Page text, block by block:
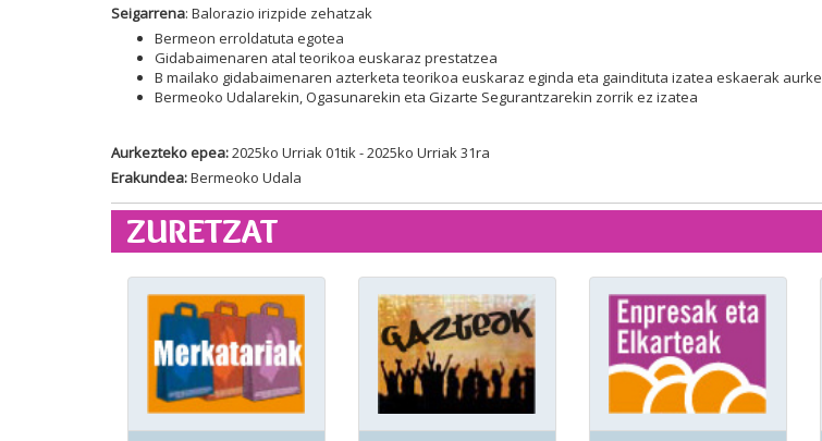
Seigarrena: Balorazio irizpide zehatzak
Bermeon erroldatuta egotea
Gidabaimenaren atal teorikoa euskaraz prestatzea
B mailako gidabaimenaren azterketa teorikoa euskaraz eginda eta gaindituta izatea eskaerak
Bermeoko Udalarekin, Ogasunarekin eta Gizarte Segurantzarekin zorrik ez izatea
Aurkezteko epea:2025ko Urriak 01tik - 2025ko Urriak 31ra
Erakundea:Bermeoko Udala
ZURETZAT